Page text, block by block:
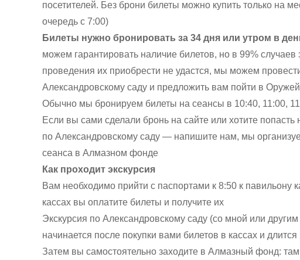
посетителей. Без брони билеты можно купить только на
очередь с 7:00)
Билеты нужно бронировать за 34 дня или утром в
можем гарантировать наличие билетов, но в 99% случаев
проведения их приобрести не удастся, мы можем
Александровскому саду и предложить вам пойти в
Обычно мы бронируем билеты на сеансы в 10:40, 11:00,
Если вы сами сделали бронь на сайте или хотите
по Александровскому саду — напишите нам, мы
сеанса в Алмазном фонде
Как проходит экскурсия
Вам необходимо прийти с паспортами к 8:50 к павильону
кассах вы оплатите билеты и получите их
Экскурсия по Александровскому саду (со мной или
начинается после покупки вами билетов в кассах и
Затем вы самостоятельно заходите в Алмазный фонд: